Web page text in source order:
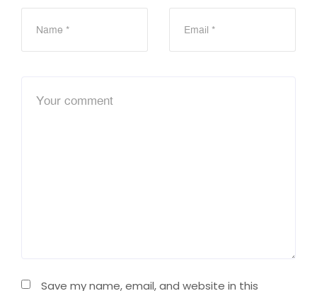
Save my name, email, and website in this